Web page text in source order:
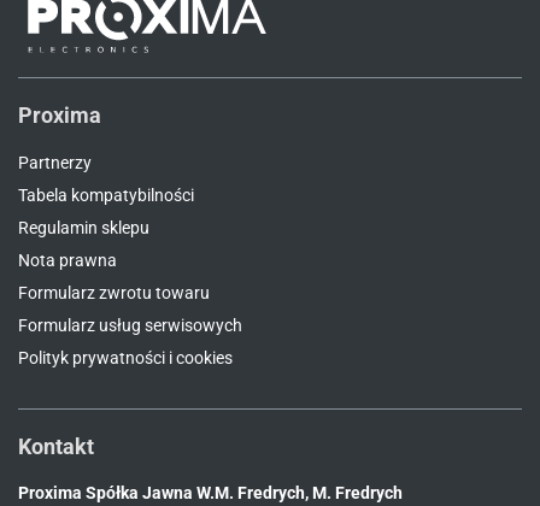
Proxima
Partnerzy
Tabela kompatybilności
Regulamin sklepu
Nota prawna
Formularz zwrotu towaru
Formularz usług serwisowych
Polityk prywatności i cookies
Kontakt
Proxima Spółka Jawna W.M. Fredrych, M. Fredrych